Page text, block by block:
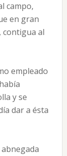
campo,
en gran
contigua al
empleado
y se
dar a ésta